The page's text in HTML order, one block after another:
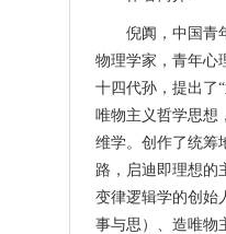
倪阗，中国青
物理学家，青年心
十四代孙，提出了
唯物主义哲学思想
维学。创作了统筹
路，启迪即理想的
变律逻辑学的创始
事与思）、造唯物